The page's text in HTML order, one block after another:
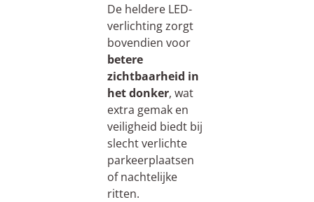
De heldere LED-
verlichting zorgt
bovendien voor
betere
zichtbaarheid in
het donker, wat
extra gemak en
veiligheid biedt bij
slecht verlichte
parkeerplaatsen
of nachtelijke
ritten.